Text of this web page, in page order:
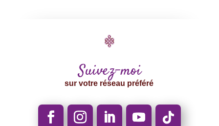
Suivez-moi
sur votre réseau préféré